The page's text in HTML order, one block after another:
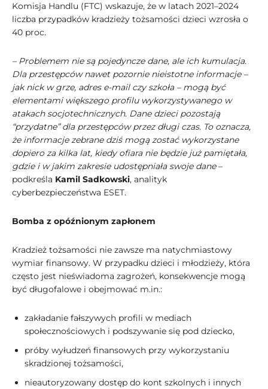
Komisja Handlu (FTC) wskazuje, że w latach 2021–2024
liczba przypadków kradzieży tożsamości dzieci wzrosła o
40 proc.
– Problemem nie są pojedyncze dane, ale ich kumulacja.
Dla przestępców nawet pozornie nieistotne informacje –
jak nick w grze, adres e-mail czy szkoła – mogą być
elementami większego profilu wykorzystywanego w
atakach socjotechnicznych. Dane dzieci pozostają
“przydatne” dla przestępców przez długi czas. To oznacza,
że informacje zebrane dziś mogą zostać wykorzystane
dopiero za kilka lat, kiedy ofiara nie będzie już pamiętała,
gdzie i w jakim zakresie udostępniała swoje dane–
podkreśla Kamil Sadkowski, analityk
cyberbezpieczeństwa ESET.
Bomba z opóźnionym zapłonem
Kradzież tożsamości nie zawsze ma natychmiastowy
wymiar finansowy. W przypadku dzieci i młodzieży, która
często jest nieświadoma zagrożeń, konsekwencje mogą
być długofalowe i obejmować m.in.:
zakładanie fałszywych profili w mediach
społecznościowych i podszywanie się pod dziecko,
próby wyłudzeń finansowych przy wykorzystaniu
skradzionej tożsamości,
nieautoryzowany dostęp do kont szkolnych i innych